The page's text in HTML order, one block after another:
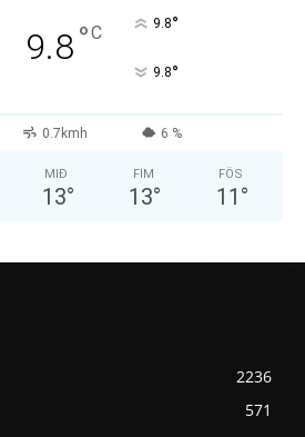
9.8°C 9.8°
9.8°
0.7kmh 6 %
MIÐ
13°
FIM
13°
FÖS
11 °
2236
571